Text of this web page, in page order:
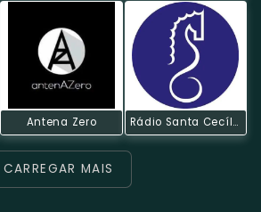
Antena Zero Rádio Santa Cecília
CARREGAR MAIS